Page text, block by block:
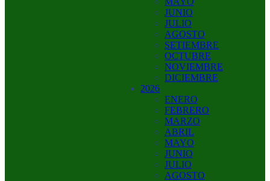
JUNIO
JULIO
AGOSTO
SETIEMBRE
OCTUBRE
NOVIEMBRE
DICIEMBRE
2026
ENERO
FEBRERO
MARZO
ABRIL
MAYO
JUNIO
JULIO
AGOSTO